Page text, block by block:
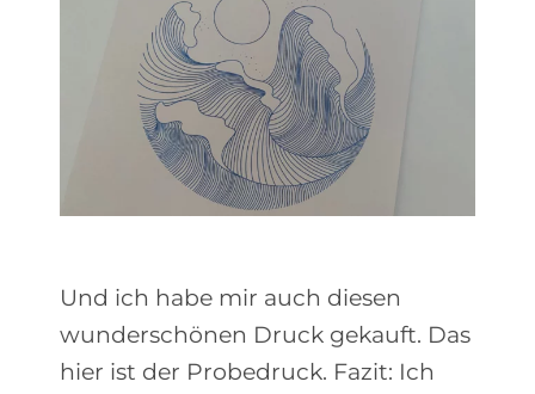
Und ich habe mir auch diesen
wunderschönen Druck gekauft. Das
hier ist der Probedruck. Fazit: Ich